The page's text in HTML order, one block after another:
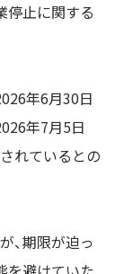
停止に関する
年6月30日
年7月5日
れているとの
、期限が迫っ